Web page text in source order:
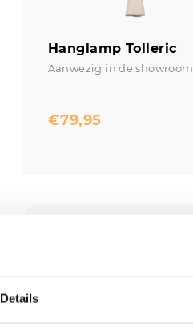
Details
Hanglamp Tolleric
Aanwezig in de showroom
€79,95